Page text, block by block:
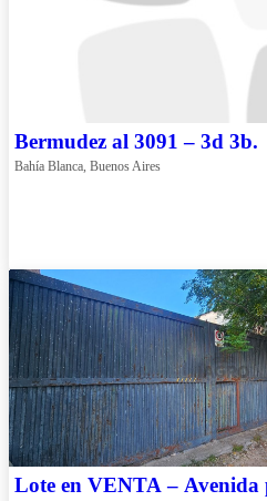
Bermudez al 3091 – 3d 3b.
Bahía Blanca, Buenos Aires
Lote en VENTA – Avenida